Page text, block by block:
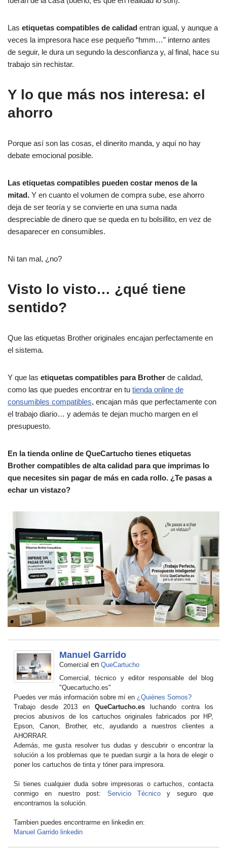
Las etiquetas compatibles de calidad entran igual, y aunque a
veces la impresora hace ese pequeño “hmm…” interno antes
de seguir, le dura un segundo la desconfianza y, al final, hace su
trabajo sin rechistar.
Y lo que más nos interesa: el
ahorro
Porque así son las cosas, el dinerito manda, y aquí no hay
debate emocional posible.
Las etiquetas compatibles pueden costar menos de la
mitad. Y en cuanto el volumen de compra sube, ese ahorro
deja de ser teoría y se convierte en una suma nada
despreciable de dinero que se queda en tu bolsillito, en vez de
desaparecer en consumibles.
Ni tan mal, ¿no?
Visto lo visto… ¿qué tiene
sentido?
Que las etiquetas Brother originales encajan perfectamente en
el sistema.
Y que las etiquetas compatibles para Brother de calidad,
como las que puedes encontrar en tu tienda online de
consumibles compatibles, encajan más que perfectamente con
el trabajo diario… y además te dejan mucho margen en el
presupuesto.
En la tienda online de QueCartucho tienes etiquetas
Brother compatibles de alta calidad para que imprimas lo
que necesites sin pagar de más en cada rollo. ¿Te pasas a
echar un vistazo?
Manuel Garrido
Comercial en QueCartucho
Comercial, técnico y editor responsable del blog
"Quecartucho.es"
Puedes ver más información sobre mí en ¿Quiénes Somos?
Trabajo desde 2013 en QueCartucho.es
luchando contra los
precios abusivos de los cartuchos originales fabricados por HP,
Epson, Canon, Brother, etc, ayudando a nuestros clientes a
AHORRAR.
Además, me gusta resolver tus dudas y descubrir o encontrar la
solución a los problemas que te puedan surgir a la hora de elegir o
poner los cartuchos de tinta y tóner para impresora.
Si tienes cualquier duda sobre impresoras o cartuchos, contacta
conmigo en nuestro post: Servicio Técnicoy seguro que
encontramos la solución.
Tambien puedes encontrarme en linkedin en:
Manuel Garrido linkedin